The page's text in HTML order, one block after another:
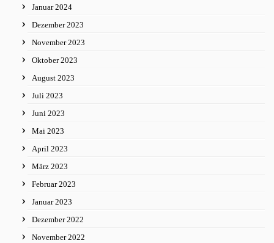
Januar 2024
Dezember 2023
November 2023
Oktober 2023
August 2023
Juli 2023
Juni 2023
Mai 2023
April 2023
März 2023
Februar 2023
Januar 2023
Dezember 2022
November 2022